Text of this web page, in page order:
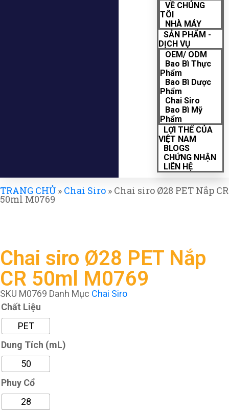
VỀ CHÚNG
TÔI
NHÀ MÁY
SẢN PHẨM -
DỊCH VỤ
OEM/ ODM
Bao Bì Thực
Phẩm
Bao Bì Dược
Phẩm
Chai Siro
Bao Bì Mỹ
Phẩm
LỢI THẾ CỦA
VIỆT NAM
BLOGS
CHỨNG NHẬN
LIÊN HỆ
TRANG CHỦ » Chai Siro » Chai siro Ø28 PET Nắp CR
50ml M0769
Chai siro Ø28 PET Nắp
CR 50ml M0769
SKU M0769 Danh Mục Chai Siro
Chất Liệu
PET
Dung Tích (mL)
50
Phuy Cổ
28